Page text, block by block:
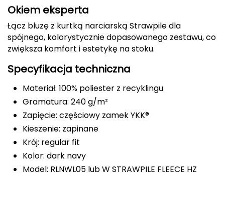
EISBAR
ENERO
ENERO CAMP
ENERO PRO
Elmer by Swany
Extremities
Okiem eksperta
Łącz bluzę z kurtką narciarską Strawpile dla
spójnego, kolorystycznie dopasowanego zestawu, co
zwiększa komfort i estetykę na stoku.
Specyfikacja techniczna
Materiał: 100% poliester z recyklingu
Gramatura: 240 g/m²
Zapięcie: częściowy zamek YKK®
Kieszenie: zapinane
Krój: regular fit
Kolor: dark navy
Model: RLNWL05 lub W STRAWPILE FLEECE HZ